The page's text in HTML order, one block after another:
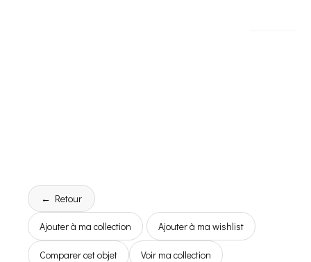
← Retour
Ajouter à ma collection Ajouter à ma wishlist
Comparer cet objet Voir ma collection